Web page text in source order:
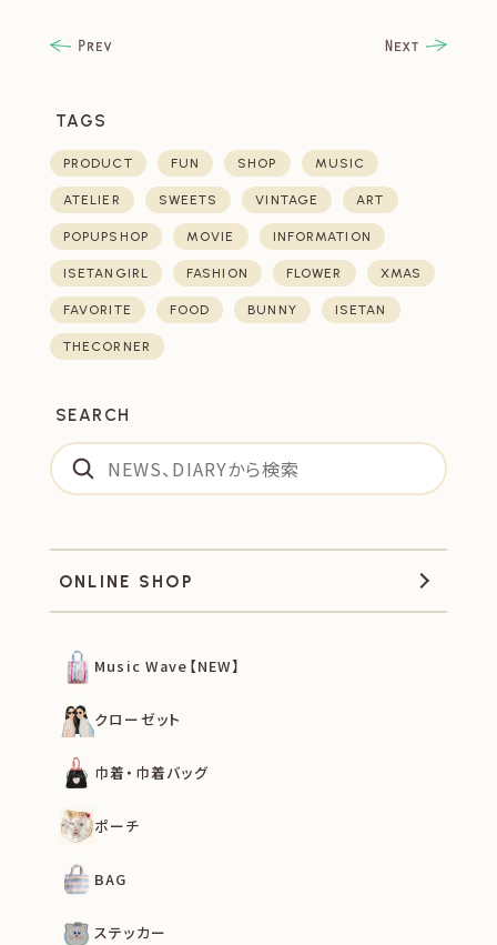
TAGS
PRODUCT FUN SHOP MUSIC
ATELIER SWEETS VINTAGE ART
POPUPSHOP MOVIE INFORMATION
ISETANGIRL FASHION FLOWER XMAS
FAVORITE FOOD BUNNY ISETAN
THECORNER
SEARCH
ONLINE SHOP
Music Wave【NEW】
クローゼット
巾着・巾着バッグ
ポーチ
BAG
ステッカー